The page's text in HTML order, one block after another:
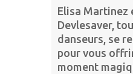
Elisa Martinez
Devlesaver,
danseurs, se
pour vous
moment